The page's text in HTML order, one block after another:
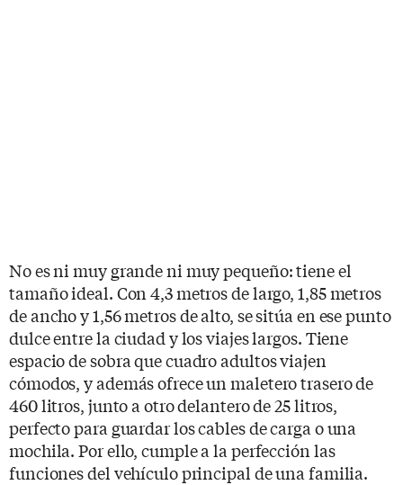
No es ni muy grande ni muy pequeño: tiene el
tamaño ideal. Con 4,3 metros de largo, 1,85 metros
de ancho y 1,56 metros de alto, se sitúa en ese punto
dulce entre la ciudad y los viajes largos. Tiene
espacio de sobra que cuadro adultos viajen
cómodos, y además ofrece un maletero trasero de
460 litros, junto a otro delantero de 25 litros,
perfecto para guardar los cables de carga o una
mochila. Por ello, cumple a la perfección las
funciones del vehículo principal de una familia.